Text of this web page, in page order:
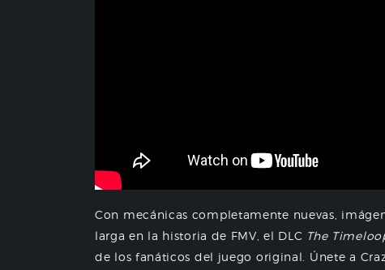
Con mecánicas completamente nuevas,
larga en la historia de FMV, el DLC The
de los fanáticos del juego original. Únete a